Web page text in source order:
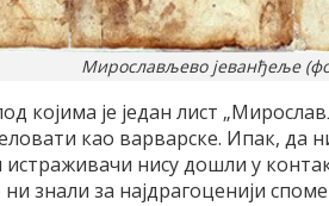
Мирослављево јеванђеље
којима је један лист
као варварске. Ипак, да
истраживачи нису дошли у
знали за најдрагоценији